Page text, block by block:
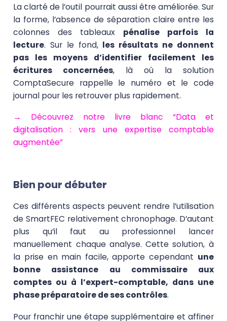
La clarté de l’outil pourrait aussi être améliorée. Sur
la forme, l’absence de séparation claire entre les
colonnes des tableaux
pénalise parfois la
lecture. Sur le fond, les résultats ne donnent
pas les moyens d’identifier facilement les
écritures concernées, là où la solution
ComptaSecure rappelle le numéro et le code
journal pour les retrouver plus rapidement.
→ Découvrez notre livre blanc “Data et
digitalisation : vers une expertise comptable
augmentée”
Bien pour débuter
Ces différents aspects peuvent rendre l’utilisation
de SmartFEC relativement chronophage. D’autant
plus qu’il faut au professionnel lancer
manuellement chaque analyse. Cette solution, à
la prise en main facile, apporte cependant une
bonne assistance au commissaire aux
comptes ou à l’expert-comptable, dans une
phase préparatoire de ses contrôles.
Pour franchir une étape supplémentaire et affiner